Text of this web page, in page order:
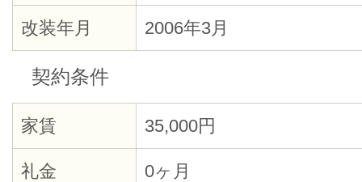
改装年月 2006年3月
契約条件
家賃 35,000円
礼金 0ヶ月